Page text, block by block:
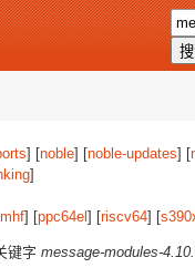
] [noble] [noble-updates] [
]
] [ppc64el ] [riscv64] [
键字 message-modules-